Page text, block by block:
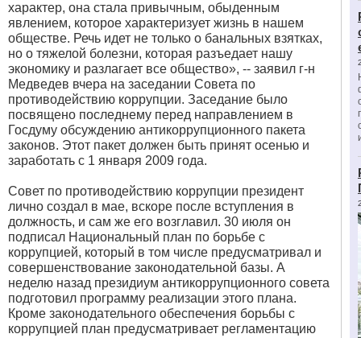
характер, она стала привычным, обыденным
явлением, которое характеризует жизнь в нашем
обществе. Речь идет не только о банальных взятках,
но о тяжелой болезни, которая разъедает нашу
экономику и разлагает все общество», -- заявил г-н
Медведев вчера на заседании Совета по
противодействию коррупции. Заседание было
посвящено последнему перед направлением в
Госдуму обсуждению антикоррупционного пакета
законов. Этот пакет должен быть принят осенью и
заработать с 1 января 2009 года.
Совет по противодействию коррупции президент
лично создал в мае, вскоре после вступления в
должность, и сам же его возглавил. 30 июля он
подписал Национальный план по борьбе с
коррупцией, который в том числе предусматривал и
совершенствование законодательной базы. А
неделю назад президиум антикоррупционного совета
подготовил программу реализации этого плана.
Кроме законодательного обеспечения борьбы с
коррупцией план предусматривает регламентацию